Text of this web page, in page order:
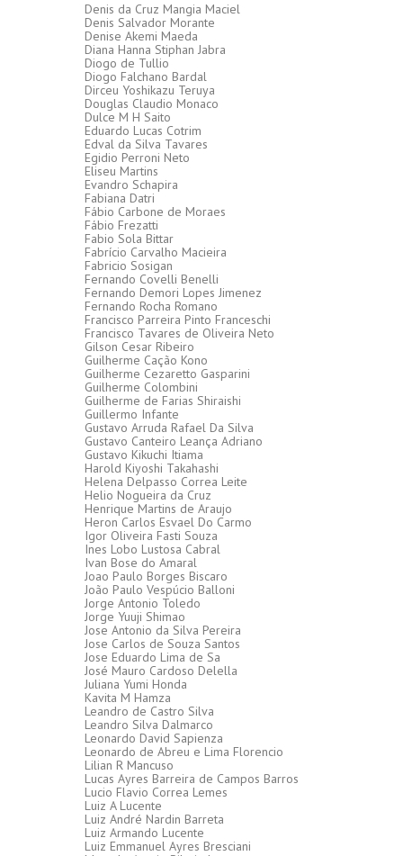
Denis da Cruz Mangia Maciel
Denis Salvador Morante
Denise Akemi Maeda
Diana Hanna Stiphan Jabra
Diogo de Tullio
Diogo Falchano Bardal
Dirceu Yoshikazu Teruya
Douglas Claudio Monaco
Dulce M H Saito
Eduardo Lucas Cotrim
Edval da Silva Tavares
Egidio Perroni Neto
Eliseu Martins
Evandro Schapira
Fabiana Datri
Fábio Carbone de Moraes
Fábio Frezatti
Fabio Sola Bittar
Fabrício Carvalho Macieira
Fabricio Sosigan
Fernando Covelli Benelli
Fernando Demori Lopes Jimenez
Fernando Rocha Romano
Francisco Parreira Pinto Franceschi
Francisco Tavares de Oliveira Neto
Gilson Cesar Ribeiro
Guilherme Cação Kono
Guilherme Cezaretto Gasparini
Guilherme Colombini
Guilherme de Farias Shiraishi
Guillermo Infante
Gustavo Arruda Rafael Da Silva
Gustavo Canteiro Leança Adriano
Gustavo Kikuchi Itiama
Harold Kiyoshi Takahashi
Helena Delpasso Correa Leite
Helio Nogueira da Cruz
Henrique Martins de Araujo
Heron Carlos Esvael Do Carmo
Igor Oliveira Fasti Souza
Ines Lobo Lustosa Cabral
Ivan Bose do Amaral
Joao Paulo Borges Biscaro
João Paulo Vespúcio Balloni
Jorge Antonio Toledo
Jorge Yuuji Shimao
Jose Antonio da Silva Pereira
Jose Carlos de Souza Santos
Jose Eduardo Lima de Sa
José Mauro Cardoso Delella
Juliana Yumi Honda
Kavita M Hamza
Leandro de Castro Silva
Leandro Silva Dalmarco
Leonardo David Sapienza
Leonardo de Abreu e Lima Florencio
Lilian R Mancuso
Lucas Ayres Barreira de Campos Barros
Lucio Flavio Correa Lemes
Luiz A Lucente
Luiz André Nardin Barreta
Luiz Armando Lucente
Luiz Emmanuel Ayres Bresciani